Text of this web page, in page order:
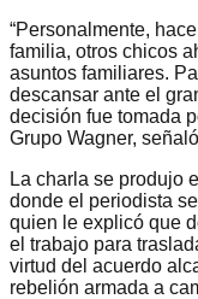
“Personalmente,
familia, otros chicos
asuntos familiares.
descansar ante el
decisión fue tomada
Grupo Wagner, señaló
La charla se produjo
donde el periodista
quien le explicó que
el trabajo para
virtud del acuerdo
rebelión armada a